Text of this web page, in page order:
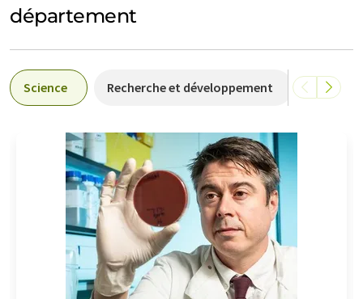
département
Science Recherche et développement